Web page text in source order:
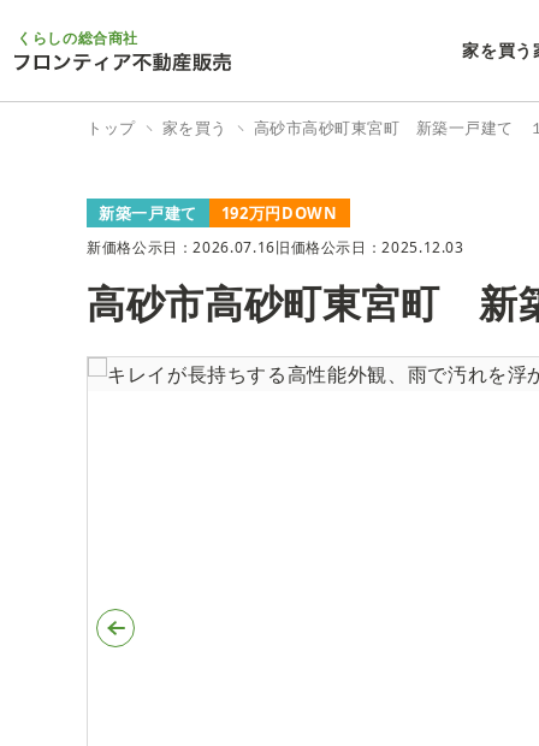
くらしの総合商社
家を買う
トップ 家を買う 高砂市高砂町東宮町 新築一戸建て
新築一戸建て 192万円DOWN
新価格公示日：2026.07.16旧価格公示日：2025.12.03
高砂市高砂町東宮町